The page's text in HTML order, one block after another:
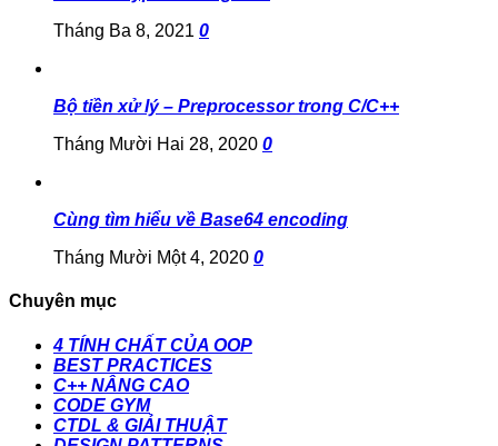
Tháng Ba 8, 2021 0
Bộ tiền xử lý – Preprocessor trong C/C++
Tháng Mười Hai 28, 2020 0
Cùng tìm hiểu về Base64 encoding
Tháng Mười Một 4, 2020 0
Chuyên mục
4 TÍNH CHẤT CỦA OOP
BEST PRACTICES
C++ NÂNG CAO
CODE GYM
CTDL & GIẢI THUẬT